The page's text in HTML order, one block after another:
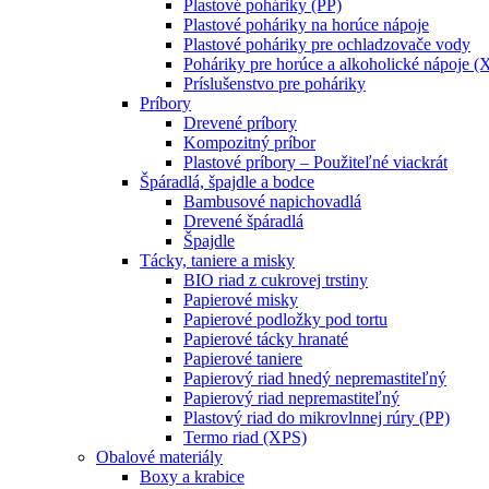
Plastové poháriky (PP)
Plastové poháriky na horúce nápoje
Plastové poháriky pre ochladzovače vody
Poháriky pre horúce a alkoholické nápoje
Príslušenstvo pre poháriky
Príbory
Drevené príbory
Kompozitný príbor
Plastové príbory – Použiteľné viackrát
Špáradlá, špajdle a bodce
Bambusové napichovadlá
Drevené špáradlá
Špajdle
Tácky, taniere a misky
BIO riad z cukrovej trstiny
Papierové misky
Papierové podložky pod tortu
Papierové tácky hranaté
Papierové taniere
Papierový riad hnedý nepremastiteľný
Papierový riad nepremastiteľný
Plastový riad do mikrovlnnej rúry (PP)
Termo riad (XPS)
Obalové materiály
Boxy a krabice